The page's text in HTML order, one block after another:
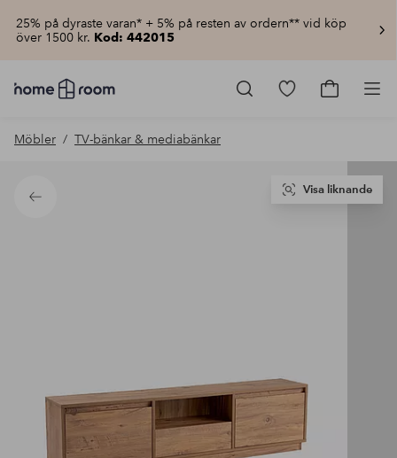
25% på dyraste varan* + 5% på resten av ordern** vid köp
över 1500 kr. Kod: 442015
Homeroom
–
hemmet
pris
Gå
Gå
Möbler TV-bänkar & mediabänkar
Tillbaka
Visa liknande